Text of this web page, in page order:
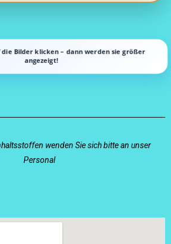
die Bilder klicken – dann werden sie größer
angezeigt!
wenden Sie sich bitte an unser
Personal